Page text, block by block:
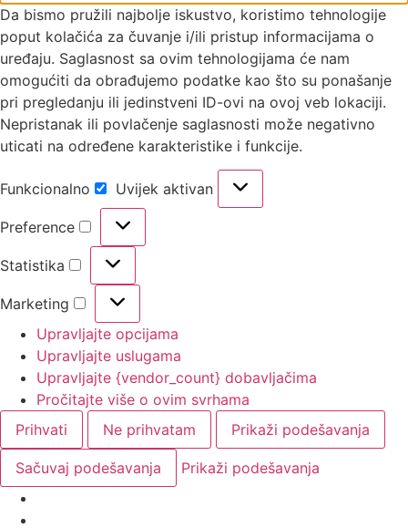
Da bismo pružili najbolje iskustvo, koristimo tehnologije
poput kolačića za čuvanje i/ili pristup informacijama o
uređaju. Saglasnost sa ovim tehnologijama će nam
omogućiti da obrađujemo podatke kao što su ponašanje
pri pregledanju ili jedinstveni ID-ovi na ovoj veb lokaciji.
Nepristanak ili povlačenje saglasnosti može negativno
uticati na određene karakteristike i funkcije.
Funkcionalno Uvijek aktivan
Preference
Statistika
Marketing
Upravljajte opcijama
Upravljajte uslugama
Upravljajte {vendor_count} dobavljačima
Pročitajte više o ovim svrhama
Prihvati
Ne prihvatam Prikaži podešavanja
Sačuvaj podešavanja Prikaži podešavanja